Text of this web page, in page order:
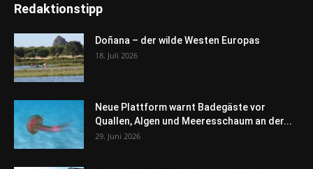
Redaktionstipp
Doñana – der wilde Westen Europas
18. Juli 2026
Neue Plattform warnt Badegäste vor
Quallen, Algen und Meeresschaum an der...
29. Juni 2026